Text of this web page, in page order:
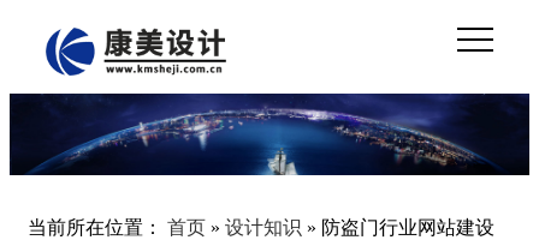
当前所在位置： 首页 » 设计知识 » 防盗门行业网站建设